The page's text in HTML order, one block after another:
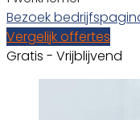
Bezoek
Vergelijk offertes
Gratis - Vrijblijvend